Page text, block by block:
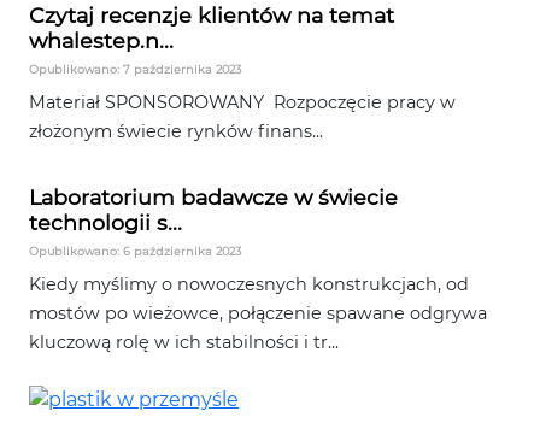
Czytaj recenzje klientów na temat
whalestep.n...
Opublikowano: 7 października 2023
Materiał SPONSOROWANY Rozpoczęcie pracy w
złożonym świecie rynków finans...
Laboratorium badawcze w świecie
technologii s...
Opublikowano: 6 października 2023
Kiedy myślimy o nowoczesnych konstrukcjach, od
mostów po wieżowce, połączenie spawane odgrywa
kluczową rolę w ich stabilności i tr...